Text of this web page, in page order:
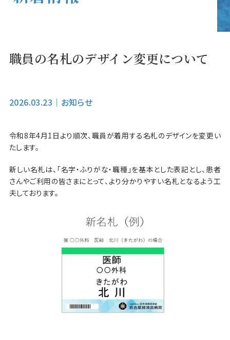
職員の名札のデザイン変更について
2026.03.23 ｜ お知らせ
令和8年4月1日より順次、職員が着用する名札のデザインを変更い
たします。
新しい名札は、「名字・ふりがな・職種」を基本とした表記とし、患者
さんやご利用の皆さまにとって、より分かりやすい名札となるよう工
夫しております。